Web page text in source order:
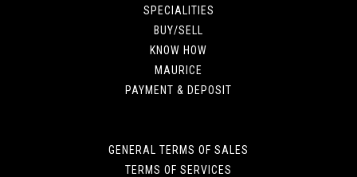
SPECIALITIES
BUY/SELL
KNOW HOW
MAURICE
PAYMENT & DEPOSIT
GENERAL TERMS OF SALES
TERMS OF SERVICES